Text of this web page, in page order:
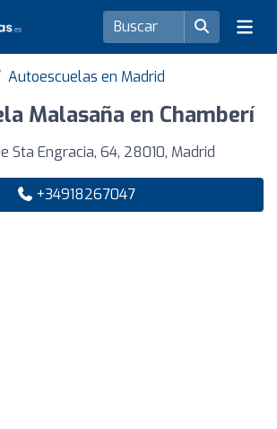
Autoescuelas en Madrid
Malasaña en Chamberí
Sta Engracia, 64, 28010, Madrid
+34918267047